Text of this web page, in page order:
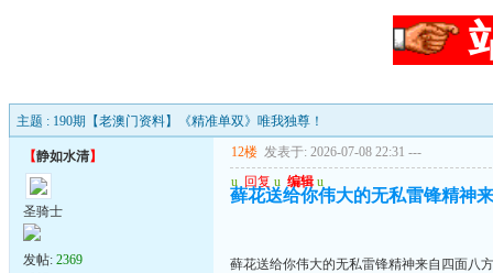
主题 : 190期【老澳门资料】《精准单双》唯我独尊！
【静如水清】
圣骑士
发帖: 2369
12楼 发表于: 2026-07-08 22:31 ---
u 回复 u 编辑 u
藓花送给你伟大的无私雷锋精神
藓花送给你伟大的无私雷锋精神来自四面八